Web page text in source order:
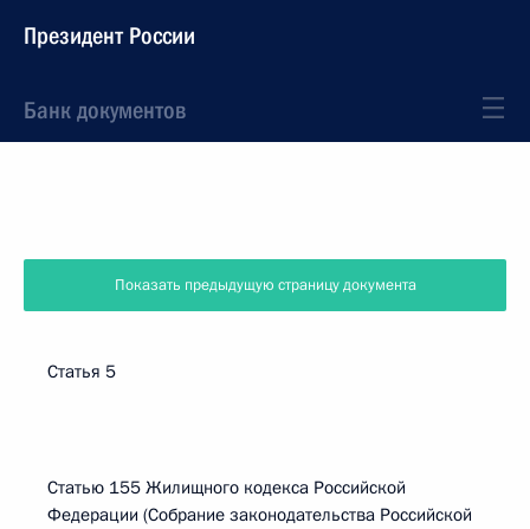
Президент России
Банк документов
Показать предыдущую страницу документа
Статья 5
Статью 155 Жилищного кодекса Российской
Федерации (Собрание законодательства Российской